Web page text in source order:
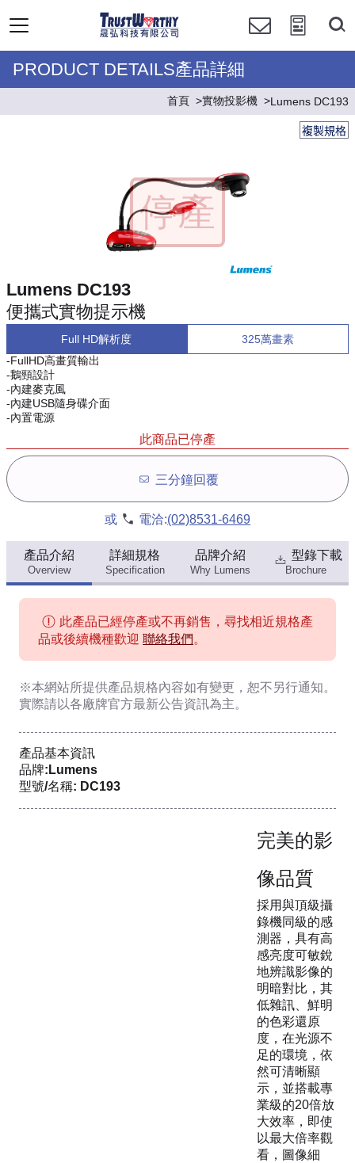
PRODUCT DETAILS產品詳細
首頁 實物投影機 Lumens DC193
複製規格
Lumens DC193
便攜式實物提示機
Full HD解析度
325萬畫素
-FullHD高畫質輸出
-鵝頸設計
-內建麥克風
-內建USB隨身碟介面
-內置電源
此商品已停產
三分鐘回覆
或 電洽:(02)8531-6469
產品介紹
Overview
詳細規格
Specification
品牌介紹
Why Lumens
型錄下載
Brochure
此產品已經停產或不再銷售，尋找相近規格產
品或後續機種歡迎 聯絡我們 。
※本網站所提供產品規格內容如有變更，恕不另行通知。
實際請以各廠牌官方最新公告資訊為主。
產品基本資訊
品牌:Lumens
型號/名稱: DC193
完美的影
像品質
採用與頂級攝
錄機同級的感
測器，具有高
感亮度可敏銳
地辨識影像的
明暗對比，其
低雜訊、鮮明
的色彩還原
度，在光源不
足的環境，依
然可清晰顯
示，並搭載專
業級的20倍放
大效率，即使
以最大倍率觀
看，圖像細